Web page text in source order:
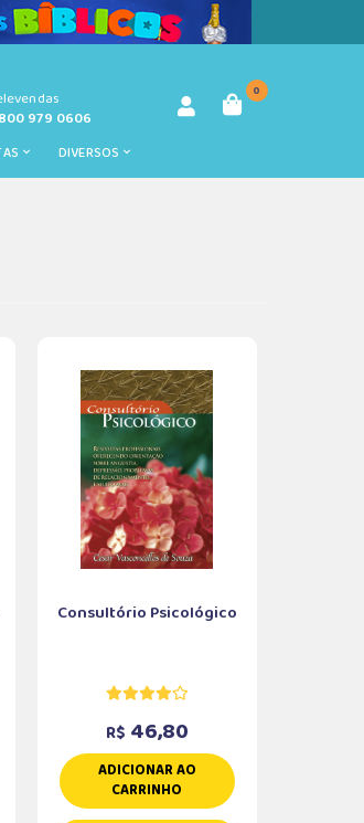
979 0606
0
DIVERSOS
Consultório Psicológico
R$ 46,80
ADICIONAR AO
CARRINHO